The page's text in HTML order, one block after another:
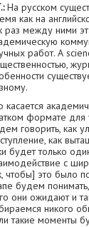
На русском
как на
раз между ними
работ. А
касается
формате для
говорить, как
как
будет только
с
чтобы] это было
будем
они ожидают и
никого
такие моменты